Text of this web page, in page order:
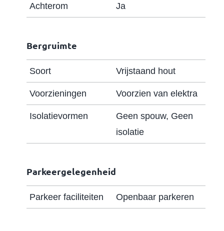
Achterom Ja
Bergruimte
Soort Vrijstaand hout
Voorzieningen Voorzien van elektra
Isolatievormen
Geen spouw, Geen
isolatie
Parkeergelegenheid
Parkeer faciliteiten Openbaar parkeren